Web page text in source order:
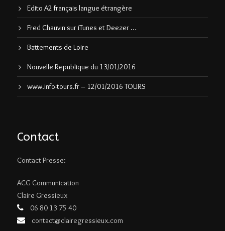
Edito A2 français langue étrangère
Fred Chauvin sur iTunes et Deezer …
Battements de Loire
Nouvelle Republique du 13/01/2016
www.info-tours.fr – 12/01/2016 TOURS
Contact
Contact Presse:
ACG Communication
Claire Gressieux
06 80 13 75 40
contact@clairegressieux.com